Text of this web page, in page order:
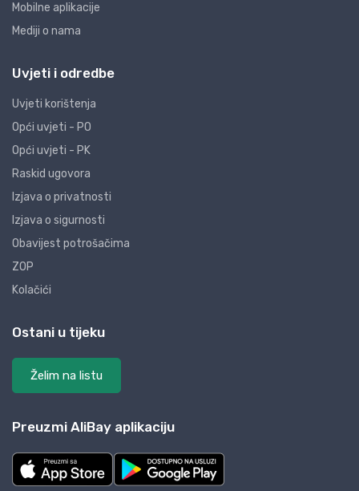
Mobilne aplikacije
Mediji o nama
Uvjeti i odredbe
Uvjeti korištenja
Opći uvjeti - PO
Opći uvjeti - PK
Raskid ugovora
Izjava o privatnosti
Izjava o sigurnosti
Obavijest potrošačima
ZOP
Kolačići
Ostani u tijeku
Želim na listu
Preuzmi AliBay aplikaciju